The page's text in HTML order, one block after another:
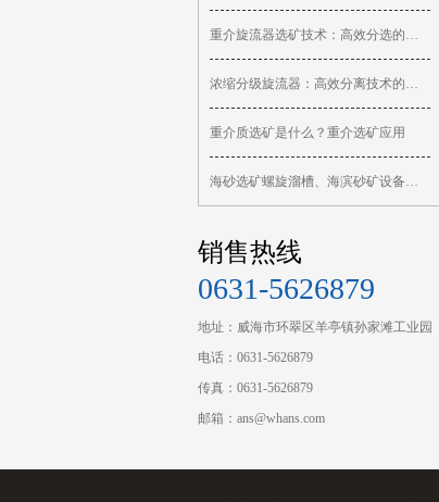
重介旋流器选矿技术：高效分选的核心设
浓缩分级旋流器：高效分离技术的核心设
重介质选矿是什么？重介选矿应用
海砂选矿螺旋溜槽、海滨砂矿设备有哪些
销售热线
0631-5626879
地址：威海市环翠区羊亭镇孙家滩工业园
电话：0631-5626879
传真：0631-5626879
邮箱：ans@whans.com